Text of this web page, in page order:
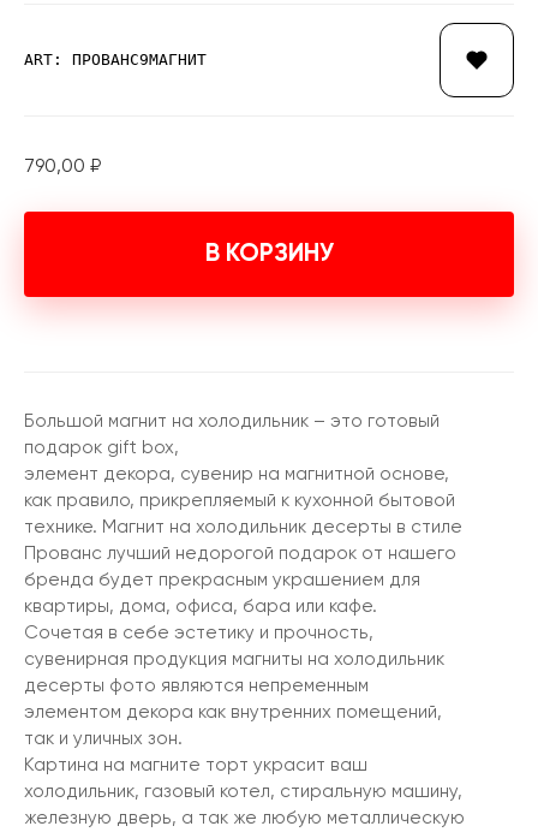
ART: ПРОВАНС9МАГНИТ
790,00 ₽
В КОРЗИНУ
Большой магнит на холодильник – это готовый
подарок gift box,
элемент декора, сувенир на магнитной основе,
как правило, прикрепляемый к кухонной бытовой
технике. Магнит на холодильник десерты в стиле
Прованс лучший недорогой подарок от нашего
бренда будет прекрасным украшением для
квартиры, дома, офиса, бара или кафе.
Сочетая в себе эстетику и прочность,
сувенирная продукция магниты на холодильник
десерты фото являются непременным
элементом декора как внутренних помещений,
так и уличных зон.
Картина на магните торт украсит ваш
холодильник, газовый котел, стиральную машину,
железную дверь, а так же любую металлическую